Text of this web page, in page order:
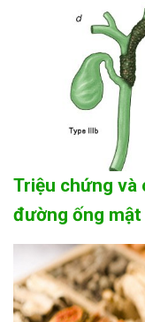
Triệu chứng và
đường ống mật